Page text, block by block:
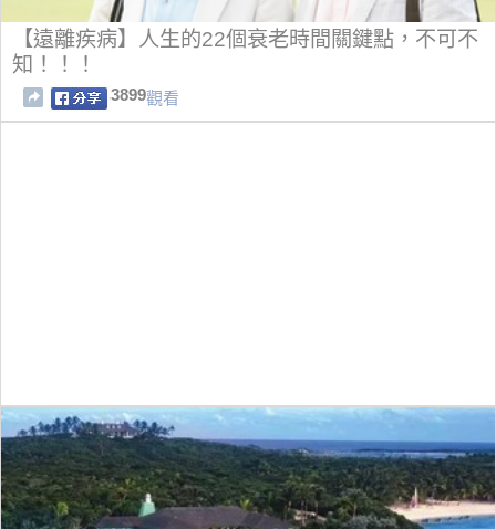
【遠離疾病】人生的22個衰老時間關鍵點，不可不
知！！！
3899觀看